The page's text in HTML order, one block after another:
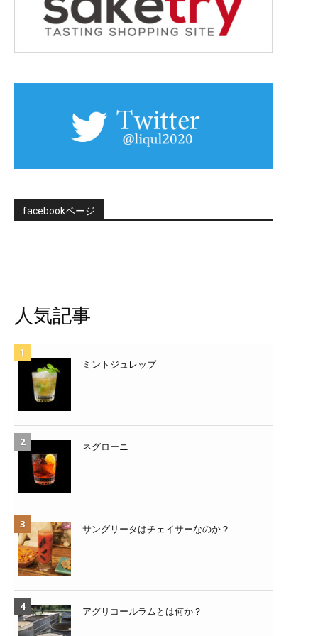
facebookページ
人気記事
ミントジュレップ
ネグローニ
サングリータはチェイサーなのか？
アグリコールラムとは何か？